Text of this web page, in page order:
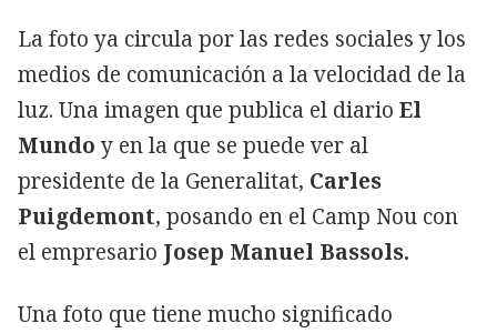
La foto ya circula por las redes sociales y los
medios de comunicación a la velocidad de la
luz. Una imagen que publica el diario El
Mundo y en la que se puede ver al
presidente de la Generalitat, Carles
Puigdemont, posando en el Camp Nou con
el empresario Josep Manuel Bassols.
Una foto que tiene mucho significado